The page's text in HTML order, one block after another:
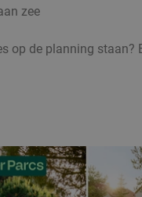
zee
op de planning